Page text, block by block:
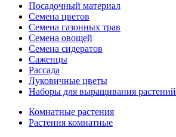
Посадочный материал
Семена цветов
Семена газонных трав
Семена овощей
Семена сидератов
Саженцы
Рассада
Луковичные цветы
Наборы для выращивания растений
Комнатные растения
Растения комнатные